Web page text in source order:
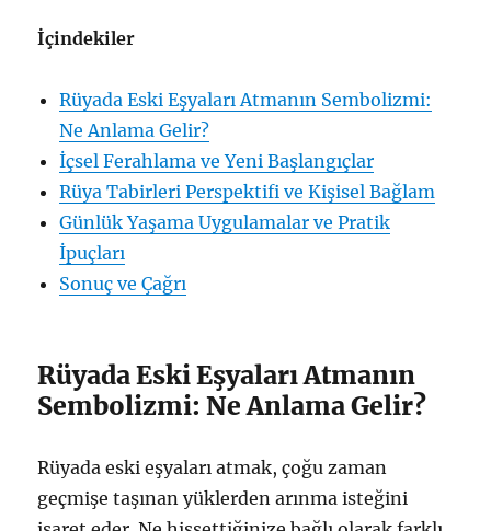
İçindekiler
Rüyada Eski Eşyaları Atmanın Sembolizmi:
Ne Anlama Gelir?
İçsel Ferahlama ve Yeni Başlangıçlar
Rüya Tabirleri Perspektifi ve Kişisel Bağlam
Günlük Yaşama Uygulamalar ve Pratik
İpuçları
Sonuç ve Çağrı
Rüyada Eski Eşyaları Atmanın
Sembolizmi: Ne Anlama Gelir?
Rüyada eski eşyaları atmak, çoğu zaman
geçmişe taşınan yüklerden arınma isteğini